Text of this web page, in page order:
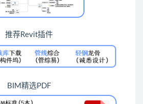
推荐Revit插件
BIM精选PDF